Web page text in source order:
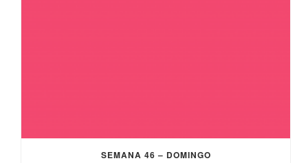
SEMANA 46 – DOMINGO